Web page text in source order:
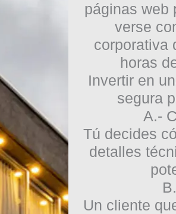
páginas web
verse
corporativa
horas
Invertir en
segura
A.-
Tú decides
detalles
Un cliente